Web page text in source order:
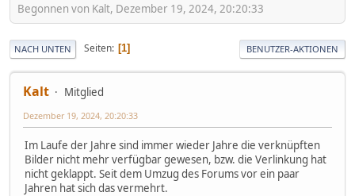
Begonnen von Kalt, Dezember 19, 2024, 20:20:33
NACH UNTEN Seiten 1 BENUTZER-AKTIONEN
Kalt Mitglied
Dezember 19, 2024, 20:20:33
Im Laufe der Jahre sind immer wieder Jahre die verknüpften
Bilder nicht mehr verfügbar gewesen, bzw. die Verlinkung hat
nicht geklappt. Seit dem Umzug des Forums vor ein paar
Jahren hat sich das vermehrt.